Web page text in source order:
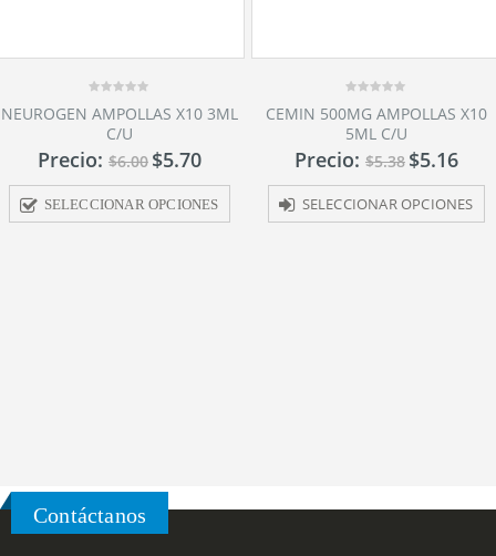
out
NEUROGEN AMPOLLAS X10 3ML
C/U
Precio: $6.00 $5.70
SELECCIONAR OPCIONES
out
of
5
CEMIN 500MG AMPOLLAS X10
5ML C/U
Precio: $5.38 $5.16
SELECCIONAR OPCIONES
Contáctanos